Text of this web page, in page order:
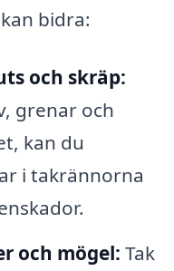
bidra:
och skräp:
grenar och
kan du
i takrännorna
och mögel: Tak